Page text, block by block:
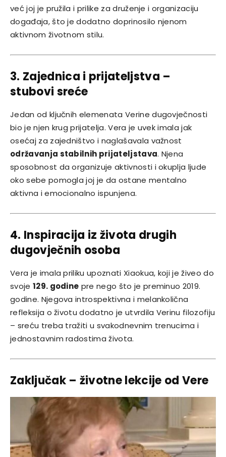
već joj je pružila i prilike za druženje i organizaciju
događaja, što je dodatno doprinosilo njenom
aktivnom životnom stilu.
3. Zajednica i prijateljstva –
stubovi sreće
Jedan od ključnih elemenata Verine dugovječnosti
bio je njen krug prijatelja. Vera je uvek imala jak
osećaj za zajedništvo i naglašavala važnost
održavanja stabilnih prijateljstava. Njena
sposobnost da organizuje aktivnosti i okuplja ljude
oko sebe pomogla joj je da ostane mentalno
aktivna i emocionalno ispunjena.
4. Inspiracija iz života drugih
dugovječnih osoba
Vera je imala priliku upoznati Xiaokua, koji je živeo do
svoje 129. godine pre nego što je preminuo 2019.
godine. Njegova introspektivna i melankolična
refleksija o životu dodatno je utvrdila Verinu filozofiju
– sreću treba tražiti u svakodnevnim trenucima i
jednostavnim radostima života.
Zaključak – životne lekcije od Vere